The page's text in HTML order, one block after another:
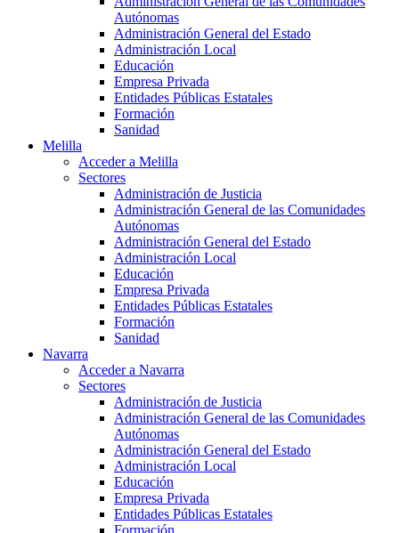
Autónomas
Administración General del Estado
Administración Local
Educación
Empresa Privada
Entidades Públicas Estatales
Formación
Sanidad
Melilla
Acceder a Melilla
Sectores
Administración de Justicia
Administración General de las Comunidades
Autónomas
Administración General del Estado
Administración Local
Educación
Empresa Privada
Entidades Públicas Estatales
Formación
Sanidad
Navarra
Acceder a Navarra
Sectores
Administración de Justicia
Administración General de las Comunidades
Autónomas
Administración General del Estado
Administración Local
Educación
Empresa Privada
Entidades Públicas Estatales